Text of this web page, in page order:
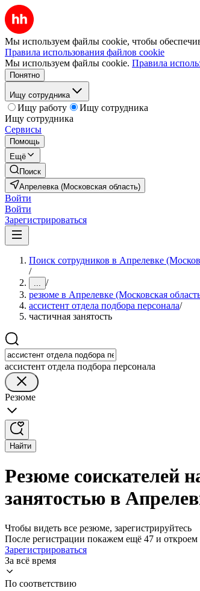
Мы используем файлы cookie, чтобы
Правила использования файлов cookie
Мы используем файлы cookie. Правила
Понятно
Ищу сотрудника
Ищу работу
Ищу сотрудника
Ищу сотрудника
Сервисы
Помощь
Ещё
Поиск
Апрелевка (Московская область)
Войти
Войти
Зарегистрироваться
Поиск сотрудников в Апрелевке
/
... /
резюме в Апрелевке (Московская
ассистент отдела подбора персонала/
частичная занятость
ассистент отдела подбора персонала
Резюме
Найти
Резюме соискателей
занятостью в
Чтобы видеть все резюме, зарегистрируйтесь
После регистрации покажем ещё 47 и откроем
Зарегистрироваться
За всё время
По соответствию